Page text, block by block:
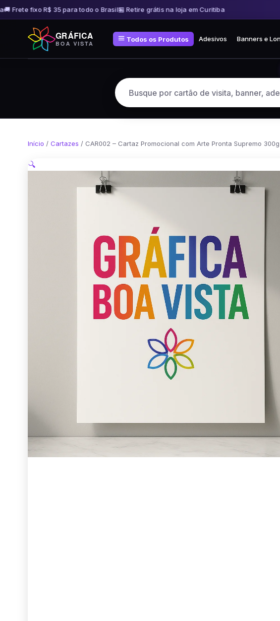
Frete fixo R$ 35 para todo o Brasil🏪 Retire grátis na loja em Curitiba🚚 Frete fixo R$ 35
conteúdo
GRÁFICA
BOA VISTA
Todos os Produtos Adesivos Banners e
Início / Cartazes / CAR002 – Cartaz Promocional com Arte Pronta Supremo
🔍